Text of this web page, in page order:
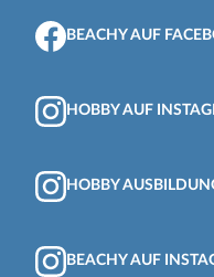
BEACHY AUF
HOBBY AUF
HOBBY
BEACHY AUF